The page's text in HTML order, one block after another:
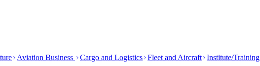
Aviation Business Cargo and Logistics Fleet and Aircraft Institute/Training